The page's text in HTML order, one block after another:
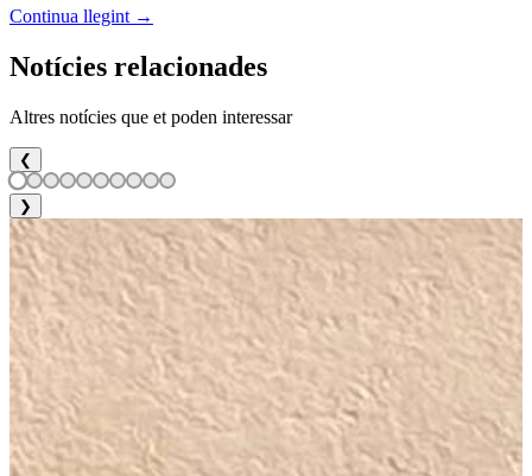
Continua llegint →
Notícies relacionades
Altres notícies que et poden interessar
❮
❯